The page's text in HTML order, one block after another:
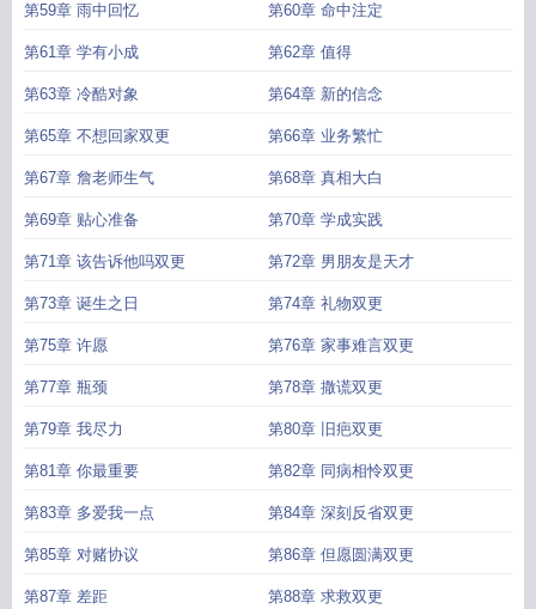
第59章 雨中回忆 第60章 命中注定
第61章 学有小成 第62章 值得
第63章 冷酷对象 第64章 新的信念
第65章 不想回家双更 第66章 业务繁忙
第67章 詹老师生气 第68章 真相大白
第69章 贴心准备 第70章 学成实践
第71章 该告诉他吗双更 第72章 男朋友是天才
第73章 诞生之日 第74章 礼物双更
第75章 许愿 第76章 家事难言双更
第77章 瓶颈 第78章 撒谎双更
第79章 我尽力 第80章 旧疤双更
第81章 你最重要 第82章 同病相怜双更
第83章 多爱我一点 第84章 深刻反省双更
第85章 对赌协议 第86章 但愿圆满双更
第87章 差距 第88章 求救双更